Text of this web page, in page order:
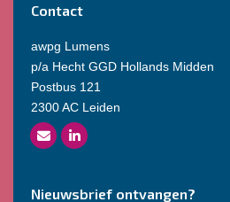
Contact
awpg Lumens
p/a Hecht GGD Hollands Midden
Postbus 121
2300 AC Leiden
Nieuwsbrief ontvangen?